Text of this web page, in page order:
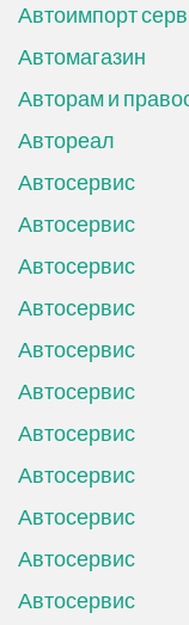
Автоимпорт
Автомагазин
Авторам и
Автореал
Автосервис
Автосервис
Автосервис
Автосервис
Автосервис
Автосервис
Автосервис
Автосервис
Автосервис
Автосервис
Автосервис